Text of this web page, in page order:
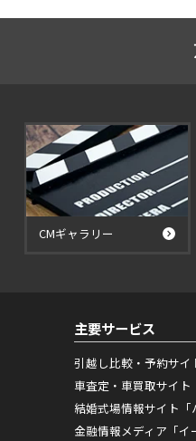
CMギャラリー
主要サービス
引越し比較・予約サイ
車査定・車買取サイト
結婚式場情報サイト「
金融情報メディア「イ